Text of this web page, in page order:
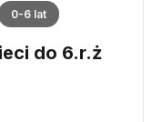
0-6 lat
do 6.r.ż